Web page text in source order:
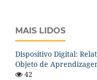
MAIS LIDOS
Dispositivo Digital:
Objeto de
42